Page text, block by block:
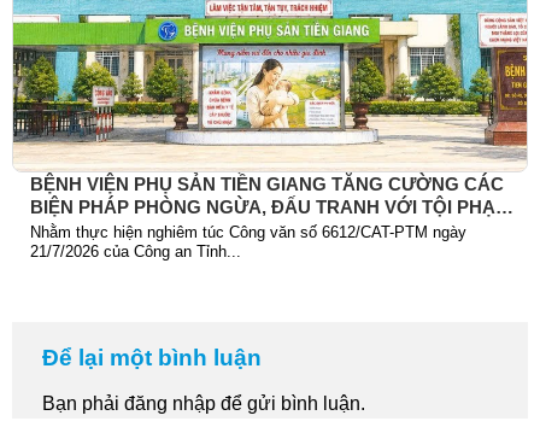
BỆNH VIỆN PHỤ SẢN TIỀN GIANG TĂNG CƯỜNG CÁC
BIỆN PHÁP PHÒNG NGỪA, ĐẤU TRANH VỚI TỘI PHẠM
TRỘM CẮP TÀI SẢN
Nhằm thực hiện nghiêm túc Công văn số 6612/CAT-PTM ngày
21/7/2026 của Công an Tỉnh...
Để lại một bình luận
Bạn phải đăng nhậpđể gửi bình luận.